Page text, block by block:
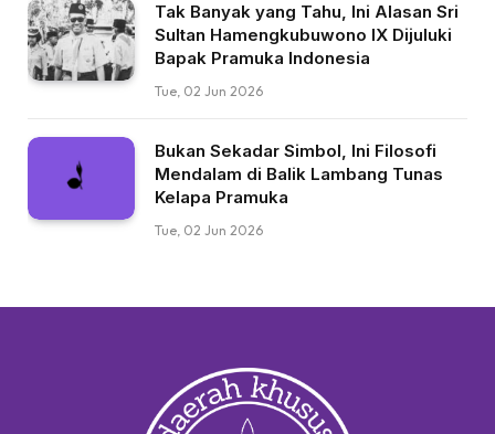
Tak Banyak yang Tahu, Ini Alasan Sri
Sultan Hamengkubuwono IX Dijuluki
Bapak Pramuka Indonesia
Tue, 02 Jun 2026
Bukan Sekadar Simbol, Ini Filosofi
Mendalam di Balik Lambang Tunas
Kelapa Pramuka
Tue, 02 Jun 2026